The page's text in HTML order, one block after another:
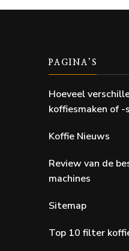
PAGINA’S
Hoeveel
koffiesmaken of
Koffie Nieuws
Review van de
machines
Sitemap
Top 10 filter